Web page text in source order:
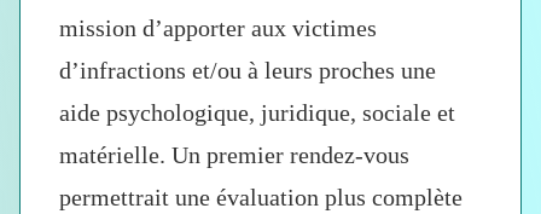
mission d’apporter aux victimes
d’infractions et/ou à leurs proches une
aide psychologique, juridique, sociale et
matérielle. Un premier rendez-vous
permettrait une évaluation plus complète